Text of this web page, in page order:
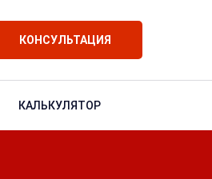
КОНСУЛЬТАЦИЯ
КАЛЬКУЛЯТОР